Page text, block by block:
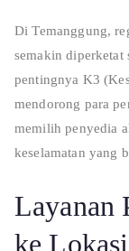
Di Temanggung,
semakin diperketat
pentingnya K3
mendorong para
memilih penyedia
keselamatan yang
Layanan
ke